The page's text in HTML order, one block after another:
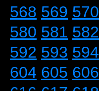
568 569 570
580 581 582
592 593 594
604 605 606